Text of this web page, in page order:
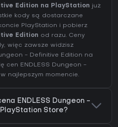
Edition na PlayStation już
kody są dostarczane
PlayStation i pobierz
Edition od razu. Ceny
więc zawsze widzisz
- Definitive Edition na
cen ENDLESS Dungeon -
najlepszym momencie.
ENDLESS Dungeon -
Store?